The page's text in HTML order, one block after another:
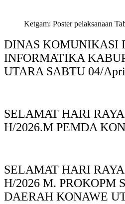
Ketgam: Poster pelaksanaan
DINAS KOMUNIKASI
INFORMATIKA
UTARA SABTU 04/
SELAMAT HARI
H/2026.M PEMDA
SELAMAT HARI
H/2026 M. PROKOPM
DAERAH KONAWE